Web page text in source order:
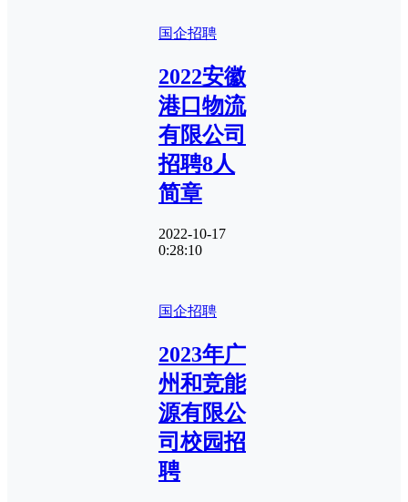
国企招聘
2022安徽
港口物流
有限公司
招聘8人
简章
2022-10-17
0:28:10
国企招聘
2023年广
州和竞能
源有限公
司校园招
聘